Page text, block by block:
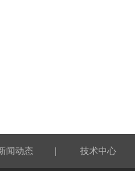
闻动态 | 技术中心